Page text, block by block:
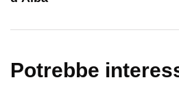
Potrebbe